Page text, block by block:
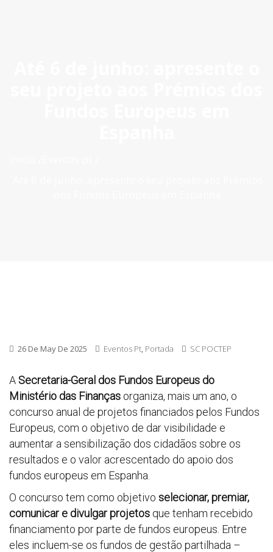
26 De May De 2025 Eventos Pt, Portada SC POCTEP
A Secretaria-Geral dos Fundos Europeus do
Ministério das Finanças organiza, mais um ano, o
concurso anual de projetos financiados pelos Fundos
Europeus, com o objetivo de dar visibilidade e
aumentar a sensibilização dos cidadãos sobre os
resultados e o valor acrescentado do apoio dos
fundos europeus em Espanha.
O concurso tem como objetivo selecionar, premiar,
comunicar e divulgar projetos que tenham recebido
financiamento por parte de fundos europeus. Entre
eles incluem-se os fundos de gestão partilhada –